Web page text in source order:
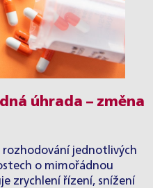
úhrada – změna
rozhodování jednotlivých
o mimořádnou
zrychlení řízení, snížení